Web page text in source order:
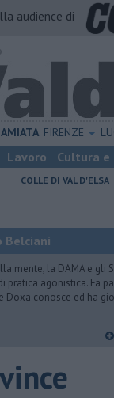
audience di
AMIATA FIRENZE
Lavoro Cultura
COLLE DI VAL D'ELSA
Belciani
mente, la DAMA e gli
pratica agonistica. Fa
Doxa conosce ed ha